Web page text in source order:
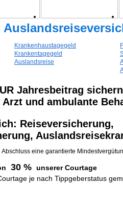
Krankenhaustagegeld
Krankentagegeld
Auslandsreise
Jahresbeitrag
und ambulante
Reiseversicherung,
eine garantierte
30 % unserer Courtage
je nach Tippgeberstatus